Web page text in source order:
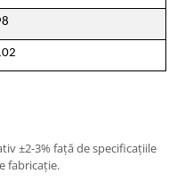
±2-3% față de specificațiile
fabricație.